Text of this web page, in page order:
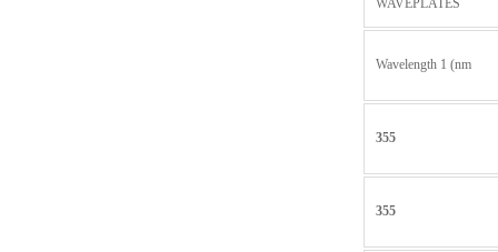
WAVEPLATES
Wavelength 1 (nm
355
355